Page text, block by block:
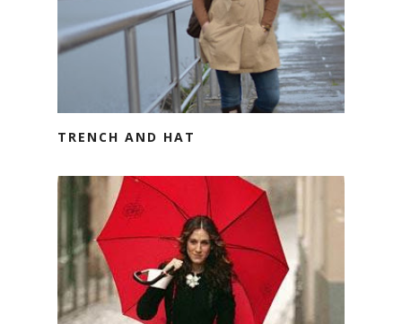
TRENCH AND HAT